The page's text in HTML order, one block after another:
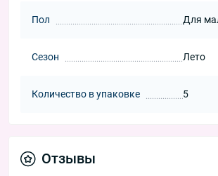
Пол Для
Сезон Лето
Количество в упаковке 5
Отзывы